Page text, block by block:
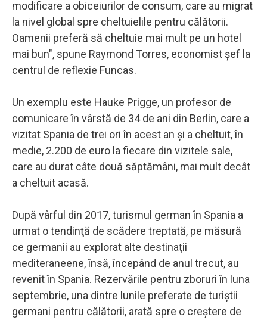
modificare a obiceiurilor de consum, care au migrat
la nivel global spre cheltuielile pentru călătorii.
Oamenii preferă să cheltuie mai mult pe un hotel
mai bun", spune Raymond Torres, economist şef la
centrul de reflexie Funcas.
Un exemplu este Hauke Prigge, un profesor de
comunicare în vârstă de 34 de ani din Berlin, care a
vizitat Spania de trei ori în acest an şi a cheltuit, în
medie, 2.200 de euro la fiecare din vizitele sale,
care au durat câte două săptămâni, mai mult decât
a cheltuit acasă.
După vârful din 2017, turismul german în Spania a
urmat o tendinţă de scădere treptată, pe măsură
ce germanii au explorat alte destinaţii
mediteraneene, însă, începând de anul trecut, au
revenit în Spania. Rezervările pentru zboruri în luna
septembrie, una dintre lunile preferate de turiştii
germani pentru călătorii, arată spre o creştere de